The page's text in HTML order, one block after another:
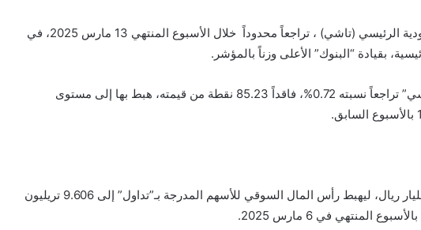
سجل مؤشر سوق الأسهم السعودية الرئيسي (تاشي) ، تراجعاً محدوداً خلال الأسبوع المنتهي 13 مارس 2025، في
بقيادة “البنوك” الأعلى وزناً بالمؤشر.
وسجل المؤشر العام للسوق “تاسي” تراجعاً نسبته 0.72%، فاقداً 85.23 نقطة من قيمته، هبط بها إلى مستوى
وبلغت الخسائر السوقية 89.63 مليار ريال، ليهبط رأس المال السوقي للأسهم المدرجة بـ”تداول” إلى 9.606 تريليون